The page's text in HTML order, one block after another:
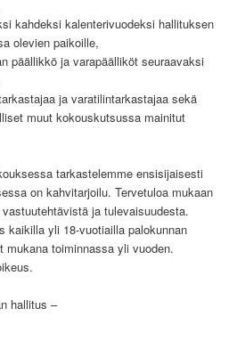
kahdeksi kalenterivuodeksi hallituksen
olevien paikoille,
päällikkö ja varapäälliköt seuraavaksi
ja varatilintarkastajaa sekä
muut kokouskutsussa mainitut
tarkastelemme ensisijaisesti
on kahvitarjoilu. Tervetuloa mukaan
ja tulevaisuudesta.
kaikilla yli 18-vuotiailla palokunnan
mukana toiminnassa yli vuoden.
hallitus –